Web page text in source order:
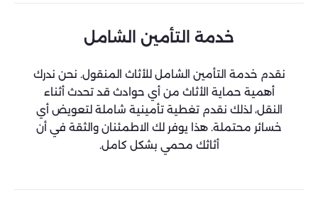
خدمة التأمين الشامل
نقدم خدمة التأمين الشامل للأثاث المنقول. نحن ندرك
أهمية حماية الأثاث من أي حوادث قد تحدث أثناء
النقل، لذلك نقدم تغطية تأمينية شاملة لتعويض أي
خسائر محتملة. هذا يوفر لك الاطمئنان والثقة في أن
أثاثك محمي بشكل كامل.